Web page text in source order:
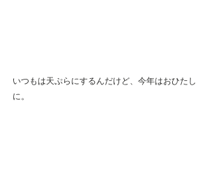
いつもは天ぷらにするんだけど、今年はおひたし
に。